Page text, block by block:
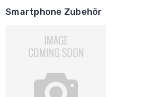
Smartphone Zubehör